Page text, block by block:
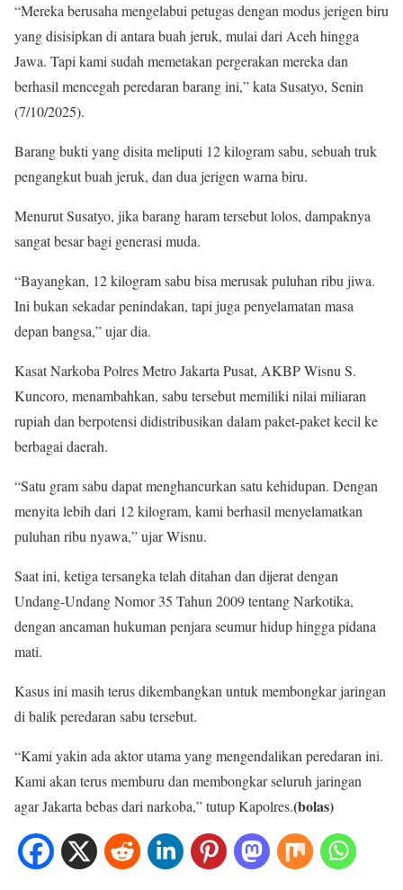
“Mereka berusaha mengelabui petugas dengan modus jerigen biru
yang disisipkan di antara buah jeruk, mulai dari Aceh hingga
Jawa. Tapi kami sudah memetakan pergerakan mereka dan
berhasil mencegah peredaran barang ini,” kata Susatyo, Senin
(7/10/2025).
Barang bukti yang disita meliputi 12 kilogram sabu, sebuah truk
pengangkut buah jeruk, dan dua jerigen warna biru.
Menurut Susatyo, jika barang haram tersebut lolos, dampaknya
sangat besar bagi generasi muda.
“Bayangkan, 12 kilogram sabu bisa merusak puluhan ribu jiwa.
Ini bukan sekadar penindakan, tapi juga penyelamatan masa
depan bangsa,” ujar dia.
Kasat Narkoba Polres Metro Jakarta Pusat, AKBP Wisnu S.
Kuncoro, menambahkan, sabu tersebut memiliki nilai miliaran
rupiah dan berpotensi didistribusikan dalam paket-paket kecil ke
berbagai daerah.
“Satu gram sabu dapat menghancurkan satu kehidupan. Dengan
menyita lebih dari 12 kilogram, kami berhasil menyelamatkan
puluhan ribu nyawa,” ujar Wisnu.
Saat ini, ketiga tersangka telah ditahan dan dijerat dengan
Undang-Undang Nomor 35 Tahun 2009 tentang Narkotika,
dengan ancaman hukuman penjara seumur hidup hingga pidana
mati.
Kasus ini masih terus dikembangkan untuk membongkar jaringan
di balik peredaran sabu tersebut.
“Kami yakin ada aktor utama yang mengendalikan peredaran ini.
Kami akan terus memburu dan membongkar seluruh jaringan
agar Jakarta bebas dari narkoba,” tutup Kapolres.(bolas)